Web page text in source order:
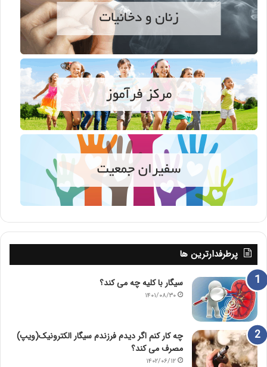
پرطرفدارترین ها
سیگار با کلیه چه می کند؟
۱۴۰۱/۰۸/۳۰
چه کار کنم اگر دیدم فرزندم سیگار الکترونیک(ویپ)
مصرف می کند؟
۱۴۰۲/۰۶/۱۲